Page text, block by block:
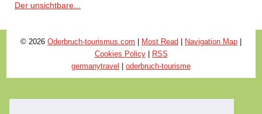
Der unsichtbare...
© 2026 Oderbruch-tourismus.com Most Read Navigation Map
Cookies Policy|
RSS
germanytravel
oderbruch-tourisme